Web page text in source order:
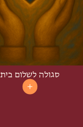
סגולה לשלום בית